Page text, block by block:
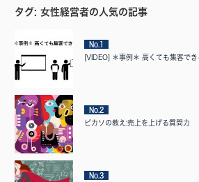
タグ: 女性経営者の人気の記事
No.1
[VIDEO] ＊事例＊ 高くても集客でき
No.2
ピカソの教え:売上を上げる質問力
No.3